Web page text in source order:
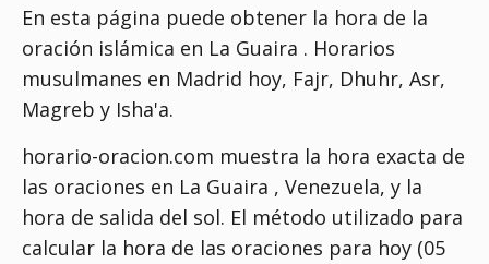
En esta página puede obtener la hora de la
oración islámica en La Guaira . Horarios
musulmanes en Madrid hoy, Fajr, Dhuhr, Asr,
Magreb y Isha'a.
horario-oracion.com muestra la hora exacta de
las oraciones en La Guaira , Venezuela, y la
hora de salida del sol. El método utilizado para
calcular la hora de las oraciones para hoy (05